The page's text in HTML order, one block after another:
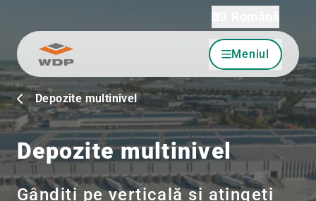
Sari la conținut Meniul
Depozite multinivel
Depozite multinivel
Gândiți pe verticală și atingeți